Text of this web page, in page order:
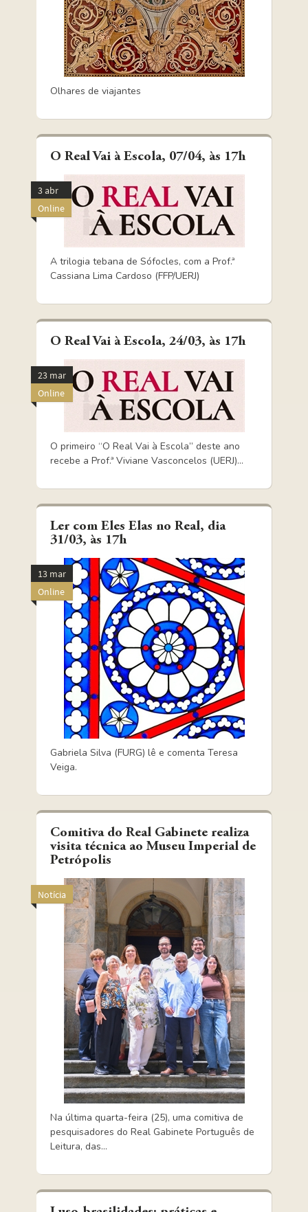
Olhares de viajantes
O Real Vai à Escola, 07/04, às 17h
3 abr
Online
A trilogia tebana de Sófocles, com a Prof.ª
Cassiana Lima Cardoso (FFP/UERJ)
O Real Vai à Escola, 24/03, às 17h
23 mar
Online
O primeiro “O Real Vai à Escola” deste ano
recebe a Prof.ª Viviane Vasconcelos (UERJ)...
Ler com Eles Elas no Real, dia
31/03, às 17h
13 mar
Online
Gabriela Silva (FURG) lê e comenta Teresa
Veiga.
Comitiva do Real Gabinete realiza
visita técnica ao Museu Imperial de
Petrópolis
Notícia
Na última quarta-feira (25), uma comitiva de
pesquisadores do Real Gabinete Português de
Leitura, das...